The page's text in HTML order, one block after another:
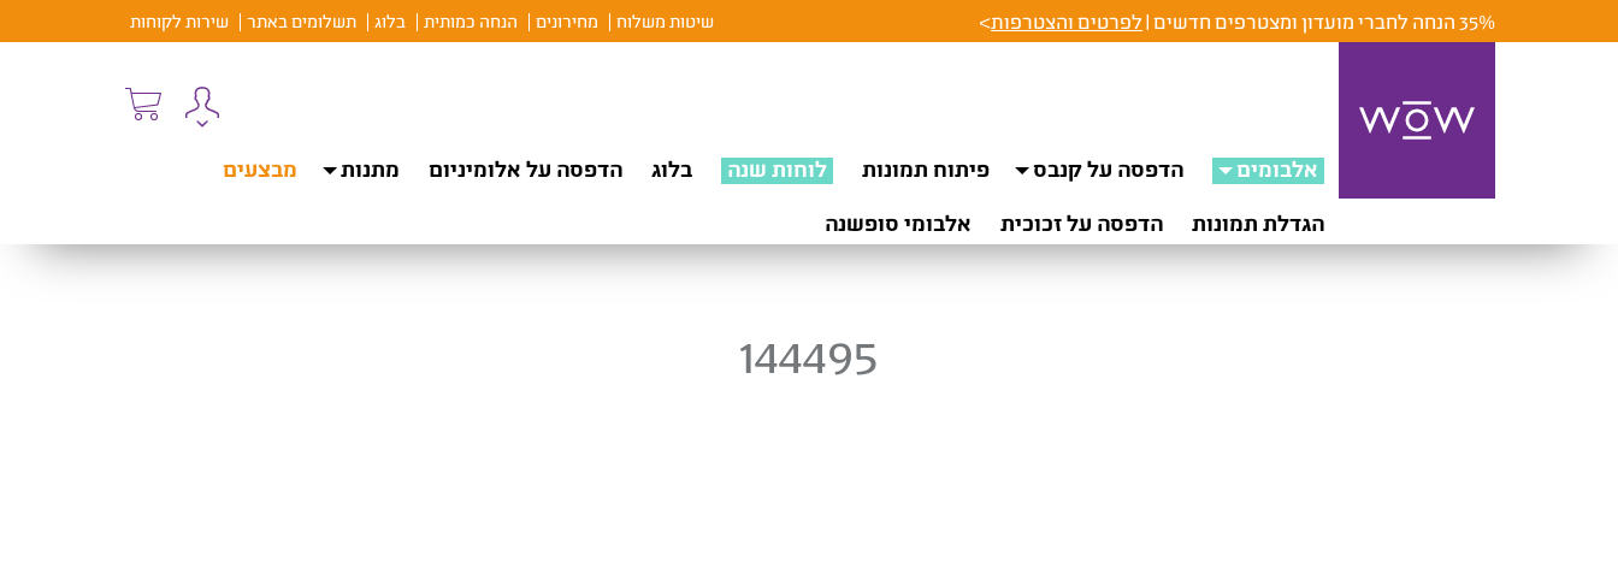
35% הנחה לחברי מועדון ומצטרפים חדשים | לפרטים והצטרפות> שיטות משלוח מחירונים הנחה כמותית בלוג תשלומים באתר שירות לקוחות
אלבומים הדפסה על קנבס פיתוח תמונות לוחות שנה בלוג הדפסה על אלומיניום מתנות
מבצעים
הגדלת תמונות
הדפסה על זכוכית אלבומי סופשנה
144495